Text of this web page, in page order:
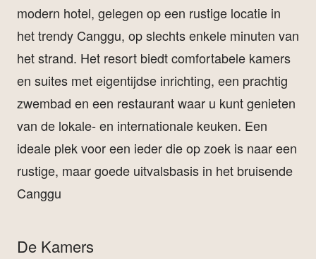
modern hotel, gelegen op een rustige locatie in
het trendy Canggu, op slechts enkele minuten van
het strand. Het resort biedt comfortabele kamers
en suites met eigentijdse inrichting, een prachtig
zwembad en een restaurant waar u kunt genieten
van de lokale- en internationale keuken. Een
ideale plek voor een ieder die op zoek is naar een
rustige, maar goede uitvalsbasis in het bruisende
Canggu
De Kamers